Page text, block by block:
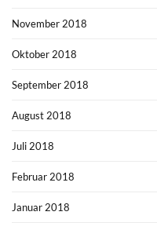
November 2018
Oktober 2018
September 2018
August 2018
Juli 2018
Februar 2018
Januar 2018